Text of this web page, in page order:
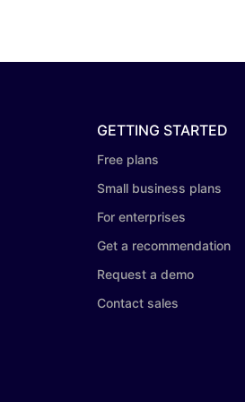
GETTING STARTED
Free plans
Small business plans
For enterprises
Get a recommendation
Request a demo
Contact sales